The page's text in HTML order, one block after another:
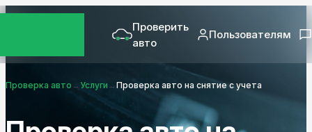
Проверить
авто
Пользователям
Проверка авто → Услуги → Проверка авто на снятие с учета